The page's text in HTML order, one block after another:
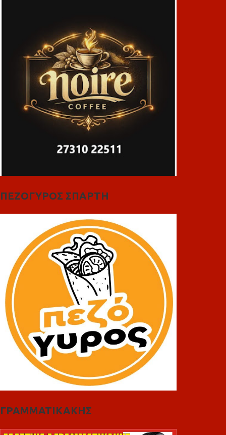
ΠΕΖΟΓΥΡΟΣ ΣΠΑΡΤΗ
ΓΡΑΜΜΑΤΙΚΑΚΗΣ